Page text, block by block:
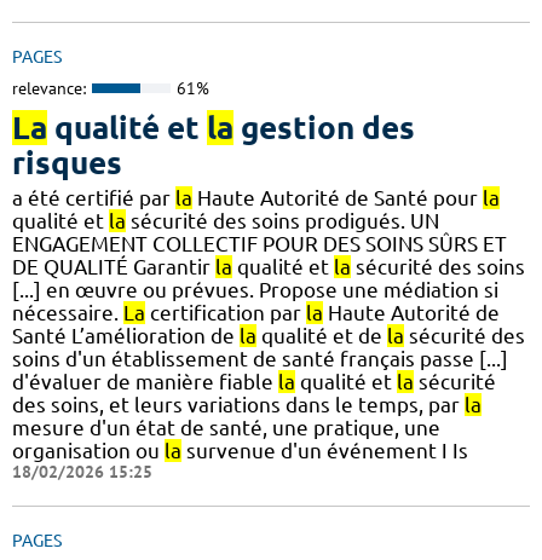
PAGES
relevance: 61%
La qualité et la gestion des
risques
a été certifié par la Haute Autorité de Santé pour la
qualité et la sécurité des soins prodigués. UN
ENGAGEMENT COLLECTIF POUR DES SOINS SÛRS ET
DE QUALITÉ Garantir la qualité et la sécurité des soins
[...] en œuvre ou prévues. Propose une médiation si
nécessaire. La certification par la Haute Autorité de
Santé L’amélioration de la qualité et de la sécurité des
soins d'un établissement de santé français passe [...]
d'évaluer de manière fiable la qualité et la sécurité
des soins, et leurs variations dans le temps, par la
mesure d'un état de santé, une pratique, une
organisation ou la survenue d'un événement I Is
18/02/2026 15:25
PAGES